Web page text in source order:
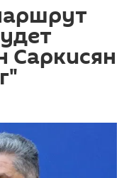
Саркисян